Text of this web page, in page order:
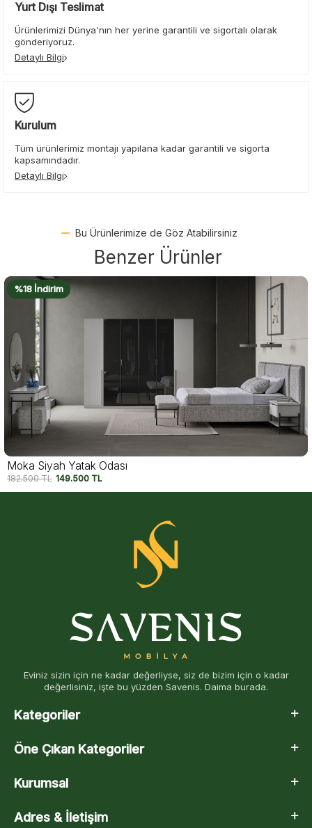
Yurt Dışı Teslimat
Ürünlerimizi Dünya'nın her yerine garantili ve sigortalı olarak
gönderiyoruz.
Detaylı Bilgi
Kurulum
Tüm ürünlerimiz montajı yapılana kadar garantili ve sigorta
kapsamındadır.
Detaylı Bilgi
Bu Ürünlerimize de Göz Atabilirsiniz
Benzer Ürünler
%18 İndirim
Moka Siyah Yatak Odası
182.500TL 149.500 TL
Eviniz sizin için ne kadar değerliyse, siz de bizim için o kadar
değerlisiniz, işte bu yüzden Savenis. Daima burada.
Kategoriler
Öne Çıkan Kategoriler
Kurumsal
Adres & İletişim